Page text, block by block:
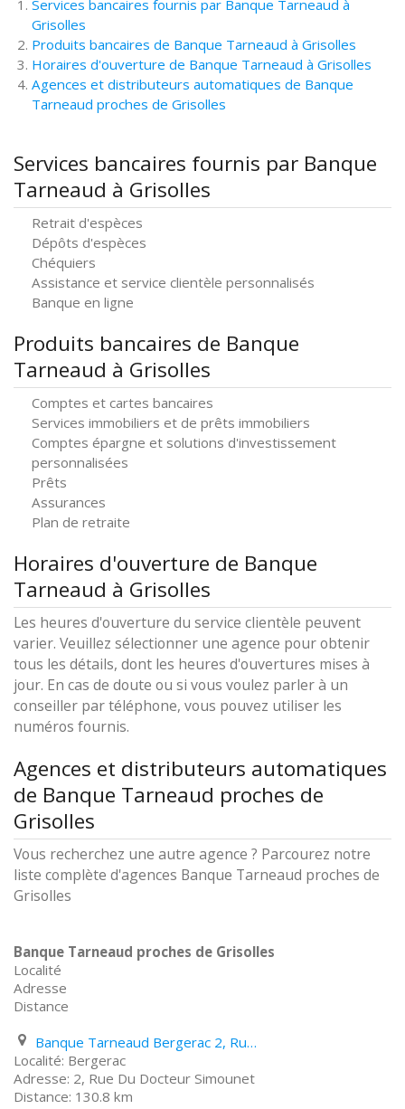
Services bancaires fournis par Banque Tarneaud à
Grisolles
Produits bancaires de Banque Tarneaud à Grisolles
Horaires d'ouverture de Banque Tarneaud à Grisolles
Agences et distributeurs automatiques de Banque
Tarneaud proches de Grisolles
Services bancaires fournis par Banque
Tarneaud à Grisolles
Retrait d'espèces
Dépôts d'espèces
Chéquiers
Assistance et service clientèle personnalisés
Banque en ligne
Produits bancaires de Banque
Tarneaud à Grisolles
Comptes et cartes bancaires
Services immobiliers et de prêts immobiliers
Comptes épargne et solutions d'investissement
personnalisées
Prêts
Assurances
Plan de retraite
Horaires d'ouverture de Banque
Tarneaud à Grisolles
Les heures d'ouverture du service clientèle peuvent
varier. Veuillez sélectionner une agence pour obtenir
tous les détails, dont les heures d'ouvertures mises à
jour. En cas de doute ou si vous voulez parler à un
conseiller par téléphone, vous pouvez utiliser les
numéros fournis.
Agences et distributeurs automatiques
de Banque Tarneaud proches de
Grisolles
Vous recherchez une autre agence ? Parcourez notre
liste complète d'agences Banque Tarneaud proches de
Grisolles
Banque Tarneaud proches de Grisolles
Localité
Adresse
Distance
Banque Tarneaud Bergerac 2, Rue Du Docteur Simounet
Bergerac
2, Rue Du Docteur Simounet
130.8 km